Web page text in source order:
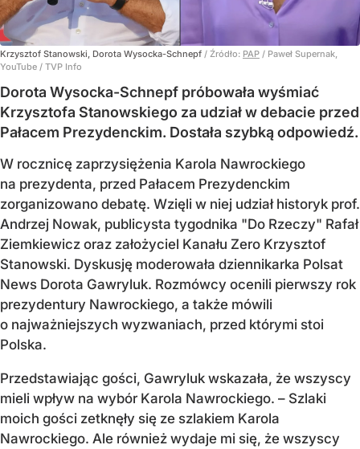
Krzysztof Stanowski, Dorota Wysocka-Schnepf / Źródło: PAP / Paweł Supernak,
YouTube / TVP Info
Dorota Wysocka-Schnepf próbowała wyśmiać
Krzysztofa Stanowskiego za udział w debacie przed
Pałacem Prezydenckim. Dostała szybką odpowiedź.
W rocznicę zaprzysiężenia Karola Nawrockiego
na prezydenta, przed Pałacem Prezydenckim
zorganizowano debatę. Wzięli w niej udział historyk prof.
Andrzej Nowak, publicysta tygodnika "Do Rzeczy" Rafał
Ziemkiewicz oraz założyciel Kanału Zero Krzysztof
Stanowski. Dyskusję moderowała dziennikarka Polsat
News Dorota Gawryluk. Rozmówcy ocenili pierwszy rok
prezydentury Nawrockiego, a także mówili
o najważniejszych wyzwaniach, przed którymi stoi
Polska.
Przedstawiając gości, Gawryluk wskazała, że wszyscy
mieli wpływ na wybór Karola Nawrockiego. – Szlaki
moich gości zetknęły się ze szlakiem Karola
Nawrockiego. Ale również wydaje mi się, że wszyscy